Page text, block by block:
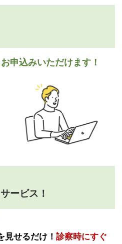
申込みいただけます！
ービス！
見せるだけ！ 診察時にすぐ